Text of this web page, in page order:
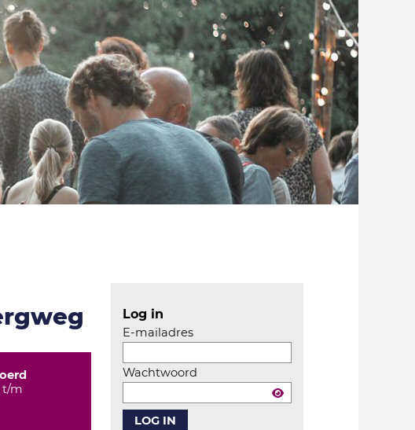
t/m
Log in
E-mailadres
Wachtwoord